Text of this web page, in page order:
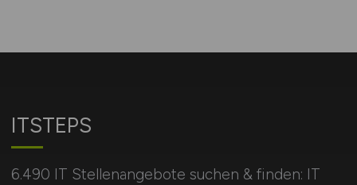
ITSTEPS
6.490 IT Stellenangebote suchen & finden: IT